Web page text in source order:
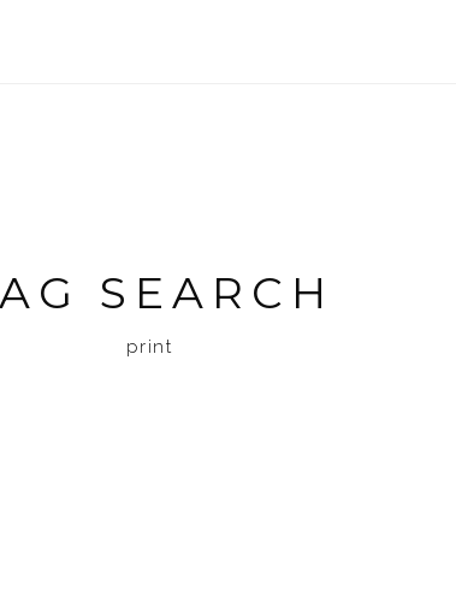
SEARCH
print